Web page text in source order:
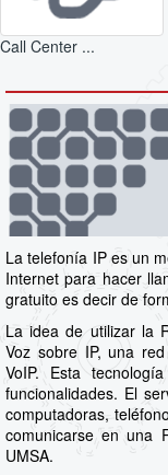
Call Center ...
La telefonía IP es un
Internet para hacer
gratuito es decir de
La idea de utilizar la
Voz sobre IP, una
VoIP. Esta
funcionalidades. El
computadoras,
comunicarse en una
UMSA.